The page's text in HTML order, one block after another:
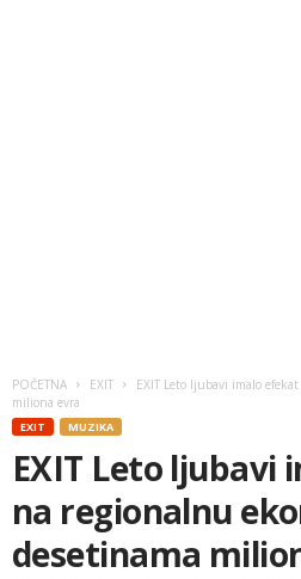
POČETNA EXIT
EXIT Leto ljubavi imalo
miliona evra
EXIT MUZIKA
EXIT Leto ljubavi
na regionalnu
desetinama